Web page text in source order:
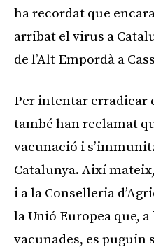
ha recordat que
arribat el virus a
de l’Alt Empordà a
Per intentar erradicar
també han reclamat
vacunació i
Catalunya. Així
i a la Conselleria
la Unió Europea que, a
vacunades, es puguin